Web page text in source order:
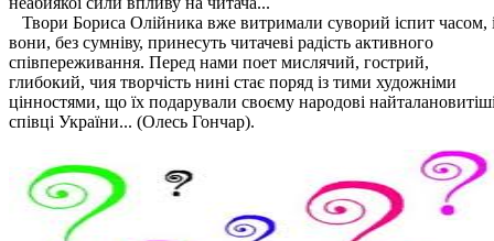
Твори Бориса Олійника вже витримали суворий іспит часом,
вони, без сумніву, принесуть читачеві радість активного
співпереживання. Перед нами поет мислячий, гострий,
глибокий, чия творчість нині стає поряд із тими художніми
цінностями, що їх подарували своєму народові
співці України... (Олесь Гончар).